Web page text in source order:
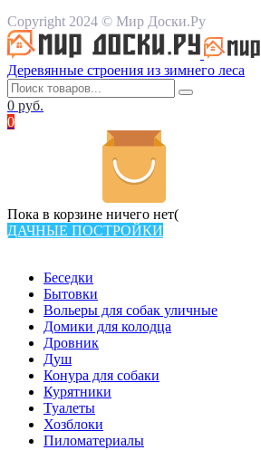
Copyright 2024 © Мир Доски.Ру
Деревянные строения из зимнего леса
0 руб.
0
Пока в корзине ничего нет(
ДАЧНЫЕ ПОСТРОЙКИ
Беседки
Бытовки
Вольеры для собак уличные
Домики для колодца
Дровник
Душ
Конура для собаки
Курятники
Туалеты
Хозблоки
Пиломатериалы